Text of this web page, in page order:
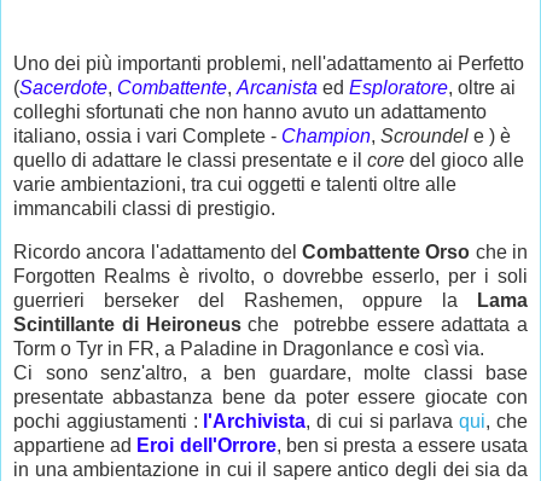
Uno dei più importanti problemi, nell'adattamento ai Perfetto
(Sacerdote, Combattente, Arcanista ed Esploratore, oltre ai
colleghi sfortunati che non hanno avuto un adattamento
italiano, ossia i vari Complete - Champion, Scroundel e ) è
quello di adattare le classi presentate e il core del gioco alle
varie ambientazioni, tra cui oggetti e talenti oltre alle
immancabili classi di prestigio.
Ricordo ancora l'adattamento delCombattente Orso che in
Forgotten Realms è rivolto, o dovrebbe esserlo, per i soli
guerrieri berseker del Rashemen, oppure la
Lama
Scintillante di Heironeusche potrebbe essere adattata a
Torm o Tyr in FR, a Paladine in Dragonlance e così via.
Ci sono senz'altro, a ben guardare, molte classi base
presentate abbastanza bene da poter essere giocate con
pochi aggiustamenti : l'Archivista, di cui si parlavaqui, che
appartiene ad Eroi dell'Orrore, ben si presta a essere usata
in una ambientazione in cui il sapere antico degli dei sia da